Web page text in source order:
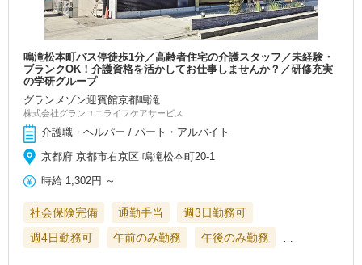
鳴滝松本町バス停徒歩1分／高齢者住宅の介護スタッフ／未経験・
ブランクOK！介護資格を活かしてお仕事しませんか？／研修充実
の学研グループ
グランメゾン迎賓館京都鳴滝
株式会社グランユニライフケアサービス
介護職・ヘルパー / パート・アルバイト
京都府 京都市右京区 鳴滝松本町20-1
時給 1,302円 ～
社会保険完備 通勤手当
週3日勤務可
週4日勤務可
午前のみ勤務 午後のみ勤務 …